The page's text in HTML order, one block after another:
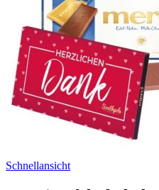
Schnellansicht